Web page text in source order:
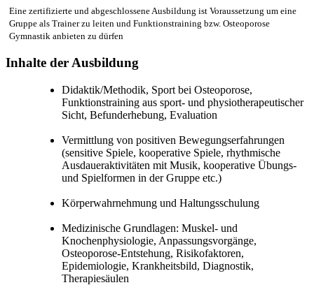
Eine zertifizierte und abgeschlossene Ausbildung ist Voraussetzung um eine
Gruppe als Trainer zu leiten und Funktionstraining bzw. Osteoporose
Gymnastik anbieten zu dürfen
Inhalte der Ausbildung
Didaktik/Methodik, Sport bei Osteoporose,
Funktionstraining aus sport- und physiotherapeutischer
Sicht, Befunderhebung, Evaluation
Vermittlung von positiven Bewegungserfahrungen
(sensitive Spiele, kooperative Spiele, rhythmische
Ausdaueraktivitäten mit Musik, kooperative Übungs-
und Spielformen in der Gruppe etc.)
Körperwahrnehmung und Haltungsschulung
Medizinische Grundlagen: Muskel- und
Knochenphysiologie, Anpassungsvorgänge,
Osteoporose-Entstehung, Risikofaktoren,
Epidemiologie, Krankheitsbild, Diagnostik,
Therapiesäulen